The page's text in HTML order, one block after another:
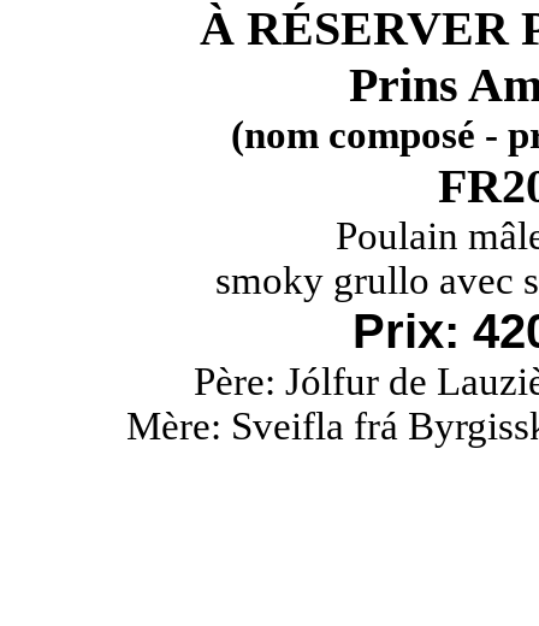
À RÉSERVER
Prins
(nom composé -
Poulain
smoky grullo avec
Prix:
Père: Jólfur de
Mère: Sveifla frá